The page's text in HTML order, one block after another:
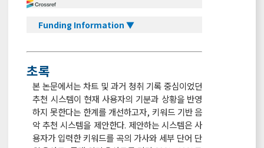
Funding Information ▼
초록
본 논문에서는 차트 및 과거 청취 기록 중심이었던
추천 시스템이 현재 사용자의 기분과 상황을 반영
하지 못한다는 한계를 개선하고자, 키워드 기반 음
악 추천 시스템을 제안한다. 제안하는 시스템은 사
용자가 입력한 키워드를 곡의 가사와 세부 단어 단